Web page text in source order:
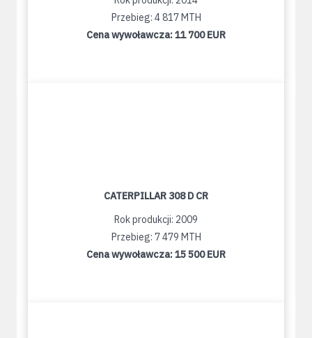
Przebieg: 4 817 MTH
Cena wywoławcza:11 700 EUR
CATERPILLAR 308 D CR
Rok produkcji: 2009
Przebieg: 7 479 MTH
Cena wywoławcza:15 500 EUR